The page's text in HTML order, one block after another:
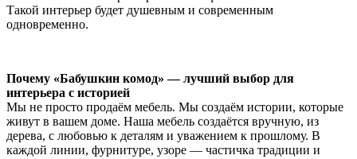
Такой интерьер будет душевным и современным
одновременно.
Почему «Бабушкин комод» — лучший выбор для
интерьера с историей
Мы не просто продаём мебель. Мы создаём истории, которые
живут в вашем доме. Наша мебель создаётся вручную, из
дерева, с любовью к деталям и уважением к прошлому. В
каждой линии, фурнитуре, узоре — частичка традиции и